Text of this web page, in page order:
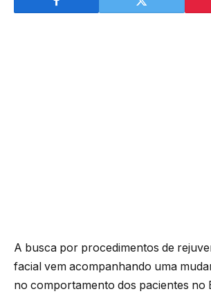
A busca por procedimentos de
facial vem acompanhando uma
no comportamento dos pacientes no